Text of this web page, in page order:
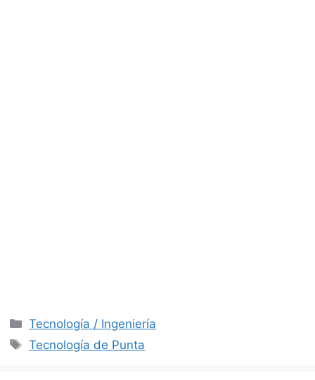
Categorías
Tecnología / Ingeniería
Etiquetas
Tecnología de Punta